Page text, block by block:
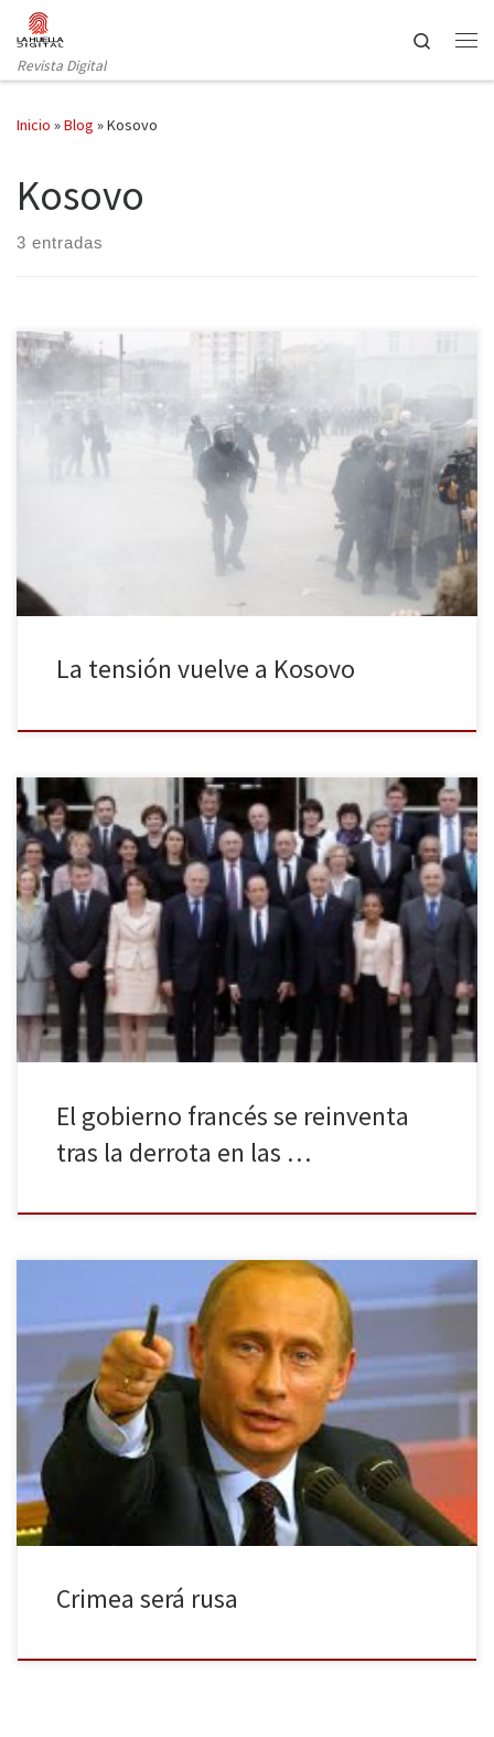
Saltar al contenido
Revista Digital
Search
Inicio »Blog »Kosovo
Kosovo
3 entradas
La revuelta del pasado 24 de enero en Pristina, capital de Kosovo,
dejó más de 22 policías y 15 manifestantes heridos. La
manifestación fue organizada por el Movimiento Vetëvendosje
(Autodeterminación) contra el ministro de origen serbio
Aleksandar Jablanovic. A principios de enero Jablanovic calificó de
«salvajes» a unas mujeres albanokosovares […]
La tensión vuelve a Kosovo
El pasado domingo 30 de marzo se celebró la segunda vuelta de
las elecciones municipales francesas. Tras partir con una notable
ventaja en la primera vuelta, la derecha liderada por Unión por un
movimiento Popular (UMP) se convirtió en la primera fuerza
municipal de Francia al alcanzar el 45,91% de […]
El gobierno francés se reinventa
tras la derrota en las …
El pasado 16 de Marzo, el 96,77% de los ciudadanos crimeos que
votaron en el referéndum local, decidieron incorporarse a Rusia.
La Duma (Cámara Baja del Parlamento ruso) ratificó cuatro días
después el acuerdo por el que la República autónoma de Crimea
se incorporarán a la Federación Rusa en un […]
Crimea será rusa